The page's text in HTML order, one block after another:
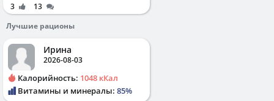
3
13
Лучшие рационы
Ирина
2026-08-03
Калорийность: 1048 кКал
Витамины и минералы: 85%